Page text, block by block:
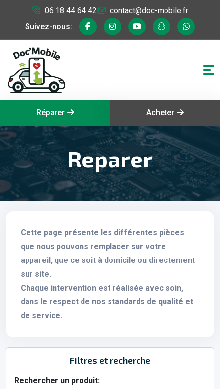
Suivez-nous:
06 18 44 64 42 contact@doc-mobile.fr
Réparer Acheter
Reparer
Cette page présente les différentes pièces
que nous pouvons remplacer sur votre
appareil, que ce soit à domicile ou directement
sur site.
Chaque intervention est réalisée avec soin,
dans le respect de nos standards de qualité et
de service.
Filtres et recherche
Rechercher un produit: